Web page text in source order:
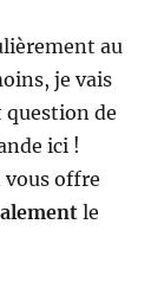
au
je vais
question de
ici !
vous offre
le